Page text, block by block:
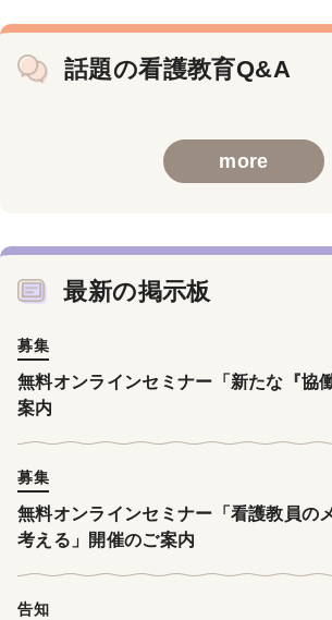
話題の看護教育Q&A
more
最新の掲示板
募集
無料オンラインセミナー「新たな『協
案内
募集
無料オンラインセミナー「看護教員の
考える」開催のご案内
告知